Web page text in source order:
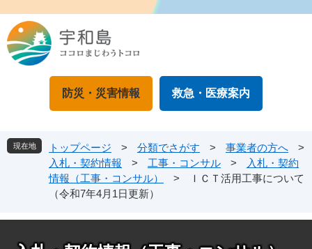
ジ
の
ュ
ー
本
文
防災・災害情報 救急・医療案内
現在地 トップページ > 分類でさがす > 事業者の方へ
>
入札・契約情報
> 工事・コンサル >
入札・契約
情報（工事・コンサル）
>
ＩＣＴ活用工事について
（令和7年4月1日更新）